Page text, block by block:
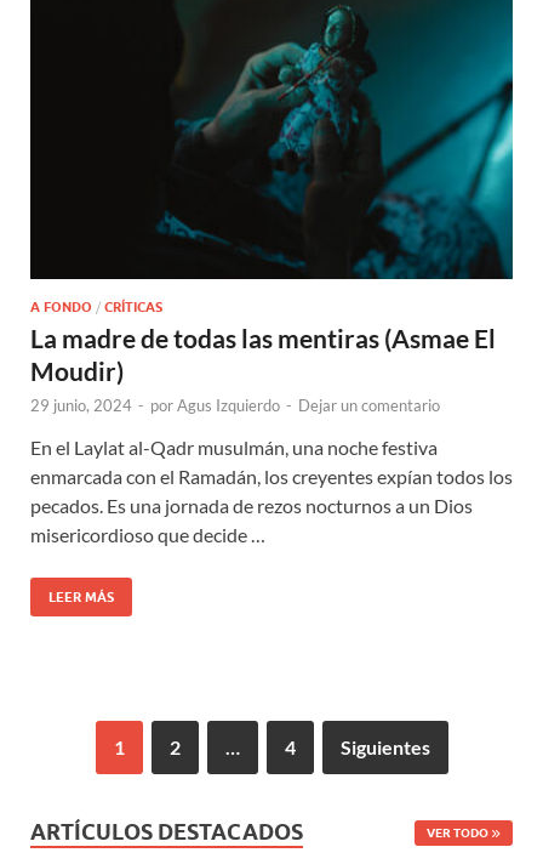
A FONDO / CRÍTICAS
La madre de todas las mentiras (Asmae El
Moudir)
29 junio, 2024 - porAgus Izquierdo - Dejar un comentario
En el Laylat al-Qadr musulmán, una noche festiva
enmarcada con el Ramadán, los creyentes expían todos los
pecados. Es una jornada de rezos nocturnos a un Dios
misericordioso que decide …
LEER MÁS
1 2 4 Siguientes
ARTÍCULOS DESTACADOS VER TODO